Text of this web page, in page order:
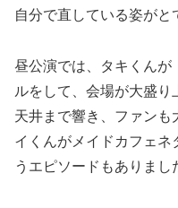
自分で直している姿がと
昼公演では、タキくんが
ルをして、会場が大盛
天井まで響き、ファンも
イくんがメイドカフェネ
うエピソードもありまし